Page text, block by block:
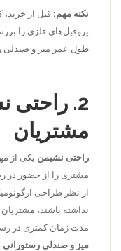
نکته مهم: قبل از
پروفیل‌های فلزی را
طول عمر میز و صندلی
2. راحتی
مشتریان
راحتی نشیمن یکی از
مشتری را از حضور در
از نظر طراحی
نداشته باشند،
مدت زمان کمتری در
میز و صندلی رستورانی